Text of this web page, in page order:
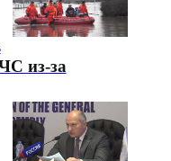
из-за